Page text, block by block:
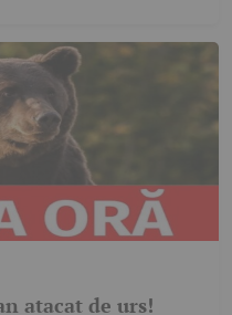
atacat de urs!